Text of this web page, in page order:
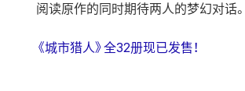
阅读原作的同时期待两人的梦幻对话。
《城市猎人》全32册现已发售！